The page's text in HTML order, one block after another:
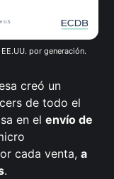
por generación.
creó un
de todo el
en elenvío de
cada venta,a
.